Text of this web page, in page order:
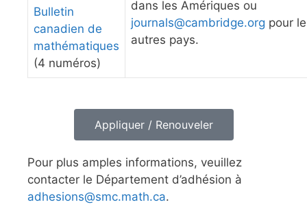
dans les Amériques ou
journals@cambridge.org pour
autres pays.
Bulletin
canadien de
mathématiques
(4 numéros)
Appliquer / Renouveler
Pour plus amples informations, veuillez
contacter le Département d’adhésion à
adhesions@smc.math.ca.